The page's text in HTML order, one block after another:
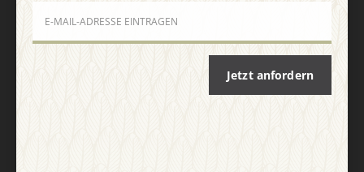
Jetzt anfordern